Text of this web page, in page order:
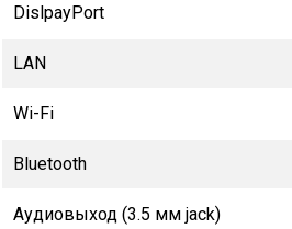
DislpayPort
LAN
Wi-Fi
Bluetooth
Аудиовыход (3.5 мм jack)